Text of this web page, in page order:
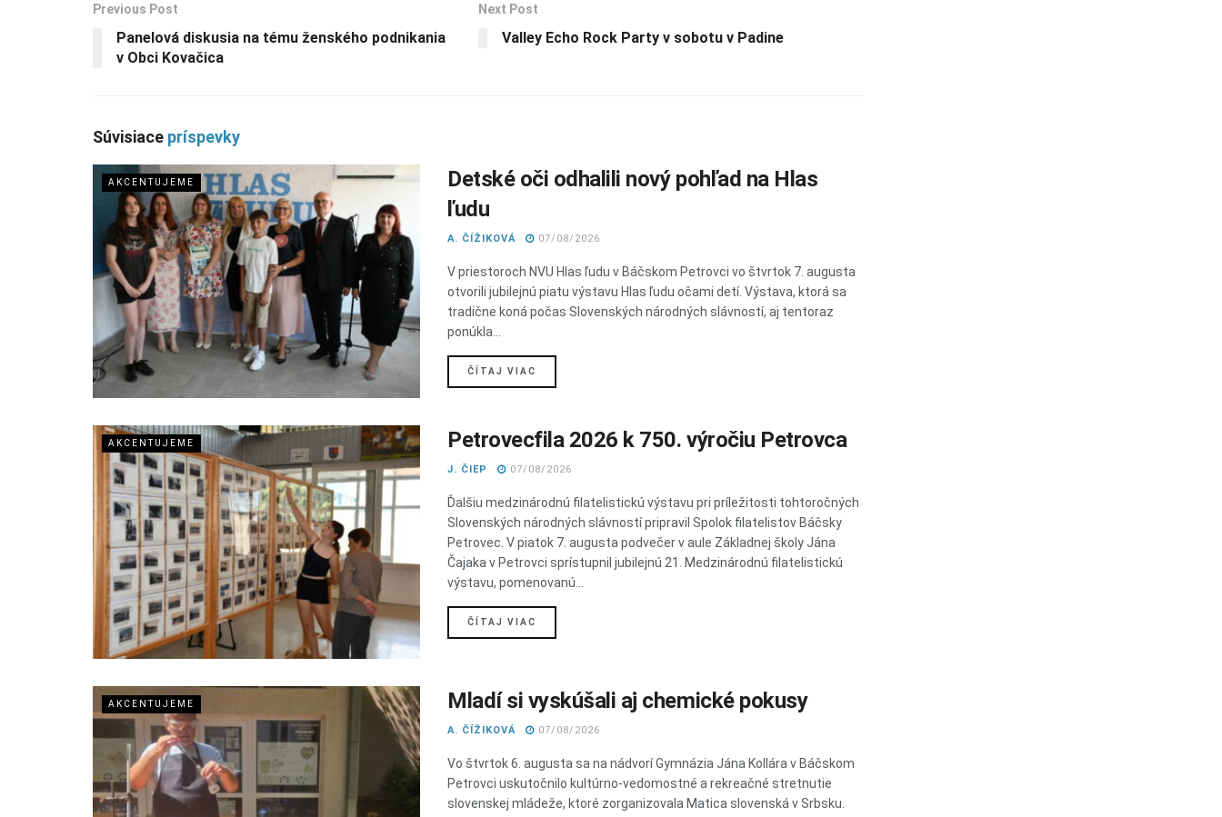
Previous Post
Panelová diskusia na tému ženského podnikania
v Obci Kovačica
Next Post
Valley Echo Rock Party v sobotu v Padine
Súvisiace príspevky
AKCENTUJEME
Detské oči odhalili nový pohľad na Hlas
ľudu
A. ČÍŽIKOVÁ 07/08/2026
V priestoroch NVU Hlas ľudu v Báčskom Petrovci vo štvrtok 7. augusta
otvorili jubilejnú piatu výstavu Hlas ľudu očami detí. Výstava, ktorá sa
tradične koná počas Slovenských národných slávností, aj tentoraz
ponúkla...
ČÍTAJ VIAC
AKCENTUJEME Petrovecfila 2026 k 750. výročiu Petrovca
J. ČIEP 07/08/2026
Ďalšiu medzinárodnú filatelistickú výstavu pri príležitosti tohtoročných
Slovenských národných slávností pripravil Spolok filatelistov Báčsky
Petrovec. V piatok 7. augusta podvečer v aule Základnej školy Jána
Čajaka v Petrovci sprístupnil jubilejnú 21. Medzinárodnú filatelistickú
výstavu, pomenovanú...
ČÍTAJ VIAC
AKCENTUJEME Mladí si vyskúšali aj chemické pokusy
A. ČÍŽIKOVÁ 07/08/2026
Vo štvrtok 6. augusta sa na nádvorí Gymnázia Jána Kollára v Báčskom
Petrovci uskutočnilo kultúrno-vedomostné a rekreačné stretnutie
slovenskej mládeže, ktoré zorganizovala Matica slovenská v Srbsku.